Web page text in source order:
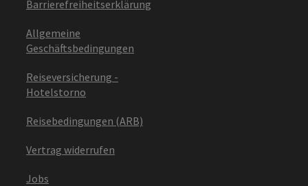
Barrierefreiheitserklärung
Allgemeine
Geschäftsbedingungen
Reiseversicherung -
Hotelstorno
Reisebedingungen (ARB)
Vertrag widerrufen
Jobs